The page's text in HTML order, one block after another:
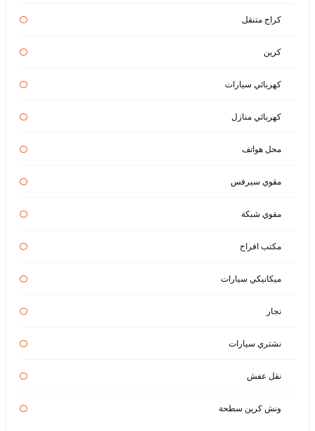
كراج متنقل
كرين
كهربائي سيارات
كهربائي منازل
محل هواتف
مقوي سيرفس
مقوي شبكة
مكتب افراح
ميكانيكي سيارات
نجار
نشتري سيارات
نقل عفش
ونش كرين سطحة